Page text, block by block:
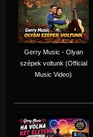
Gerry Music - Olyan
szépek voltunk (Official
Music Video)